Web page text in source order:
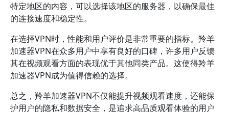
特定地区的内容，可以选择该地区的服务器，以确保最佳
的连接速度和稳定性。
在选择VPN时，性能和用户评价是非常重要的指标。羚羊
加速器VPN在众多用户中享有良好的口碑，许多用户反馈
其在视频观看方面的表现优于其他同类产品。这使得羚羊
加速器VPN成为值得信赖的选择。
总之，羚羊加速器VPN不仅能提升视频观看速度，还能保
护用户的隐私和数据安全，是追求高品质观看体验的用户